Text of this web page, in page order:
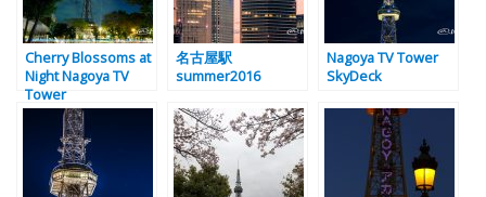
Cherry Blossoms at
Night Nagoya TV
Tower
名古屋駅
summer2016
Nagoya TV Tower
SkyDeck